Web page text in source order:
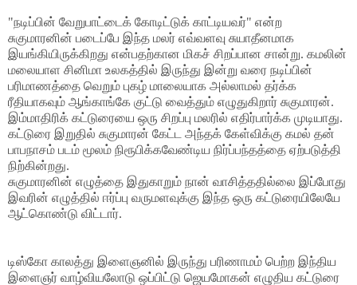
"நடிப்பின் வேறுபாட்டைக் கோடிட்டுக் காட்டியவர்" என்ற
சுகுமாரனின் படைப்பே இந்த மலர் எவ்வளவு சுயாதீனமாக
இயங்கியிருக்கிறது என்பதற்கான மிகச் சிறப்பான சான்று. கமலின்
மலையாள சினிமா உலகத்தில் இருந்து இன்று வரை நடிப்பின்
பரிமாணத்தை வெறும் புகழ் மாலையாக அல்லாமல் தர்க்க
ரீதியாகவும் ஆங்காங்கே குட்டு வைத்தும் எழுதுகிறார் சுகுமாரன்.
இம்மாதிரிக் கட்டுரையை ஒரு சிறப்பு மலரில் எதிர்பார்க்க முடியாது.
கட்டுரை இறுதில் சுகுமாரன் கேட்ட அந்தக் கேள்விக்கு கமல் தன்
பாபநாசம் படம் மூலம் நிரூபிக்கவேண்டிய நிர்ப்பந்தத்தை ஏற்படுத்தி
நிற்கின்றது.
சுகுமாரனின் எழுத்தை இதுகாறும் நான் வாசித்ததில்லை இப்போது
இவரின் எழுத்தில் ஈர்ப்பு வருமளவுக்கு இந்த ஒரு கட்டுரையிலேயே
ஆட்கொண்டு விட்டார்.
டிஸ்கோ காலத்து இளைஞனில் இருந்து பரிணாமம் பெற்ற இந்திய
இளைஞர் வாழ்வியலோடு ஒப்பிட்டு ஜெயமோகன் எழுதிய கட்டுரை